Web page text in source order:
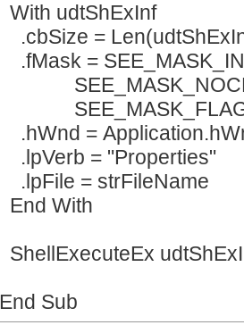
With udtShExInf
.cbSize =
.fMask =
.hWnd =
.lpVerb = "Properties"
.lpFile = strFileName
End With
ShellExecuteEx
End Sub